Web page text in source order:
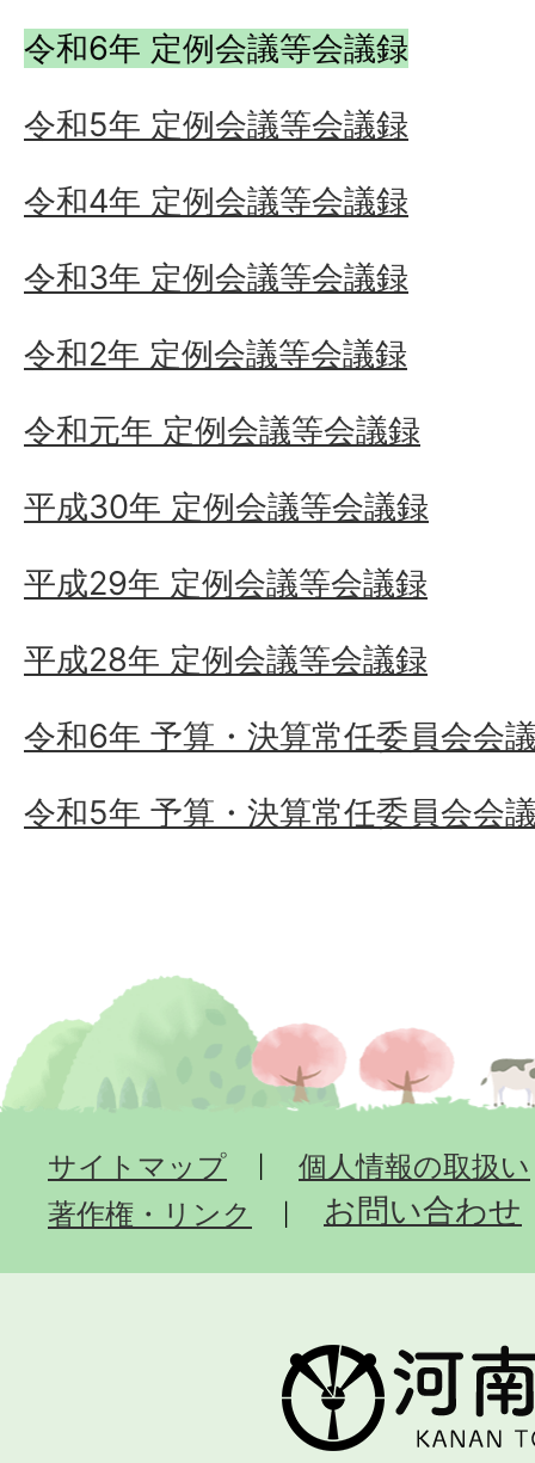
令和6年 定例会議等会議録
令和5年 定例会議等会議録
令和4年 定例会議等会議録
令和3年 定例会議等会議録
令和2年 定例会議等会議録
令和元年 定例会議等会議録
平成30年 定例会議等会議録
平成29年 定例会議等会議録
平成28年 定例会議等会議録
令和6年 予算・決算常任委員会会
令和5年 予算・決算常任委員会会
サイトマップ
個人情報の取扱い
著作権・リンク
お問い合わせ